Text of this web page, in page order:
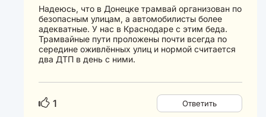
Надеюсь, что в Донецке трамвай организован по
безопасным улицам, а автомобилисты более
адекватные. У нас в Краснодаре с этим беда.
Трамвайные пути проложены почти всегда по
середине оживлённых улиц и нормой считается
два ДТП в день с ними.
1 Ответить